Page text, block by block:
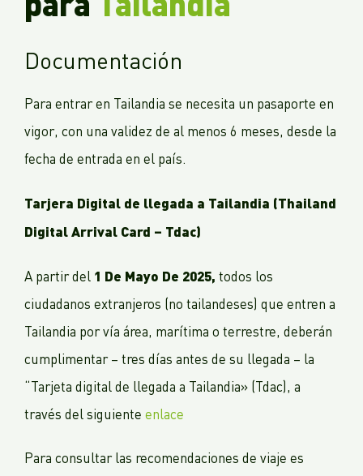
Documentación
Para entrar en Tailandia se necesita un pasaporte en
vigor, con una validez de al menos 6 meses, desde la
fecha de entrada en el país.
Tarjera Digital de llegada a Tailandia (Thailand
Digital Arrival Card – Tdac)
A partir del 1 De Mayo De 2025, todos los
ciudadanos extranjeros (no tailandeses) que entren a
Tailandia por vía área, marítima o terrestre, deberán
cumplimentar – tres días antes de su llegada – la
“Tarjeta digital de llegada a Tailandia» (Tdac), a
través del siguiente enlace
Para consultar las recomendaciones de viaje es